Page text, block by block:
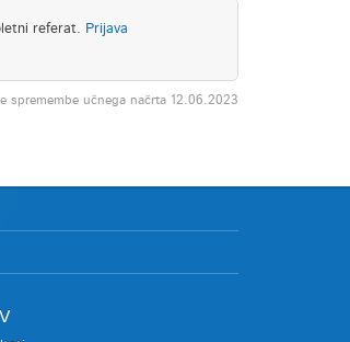
referat. Prijava
spremembe učnega načrta 12.06.2023